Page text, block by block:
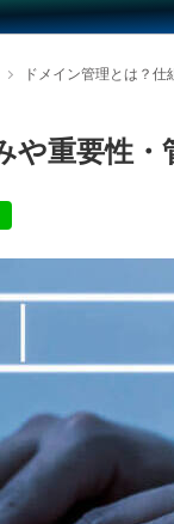
ドメイン管理とは？
や重要性